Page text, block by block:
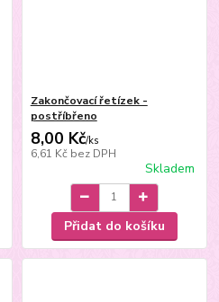
Zakončovací řetízek -
postříbřeno
8,00 Kč/ks
6,61 Kč bez DPH
Skladem
Přidat do košíku